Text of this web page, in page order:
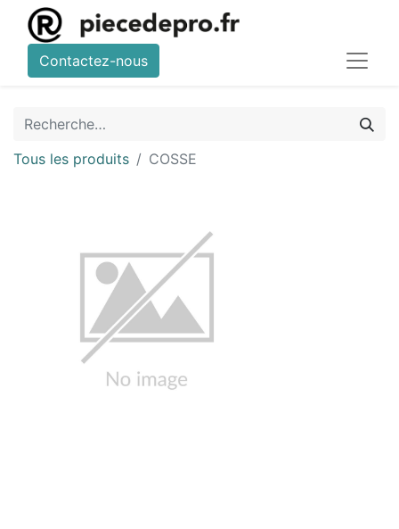
Contactez-nous
Tous les produits COSSE